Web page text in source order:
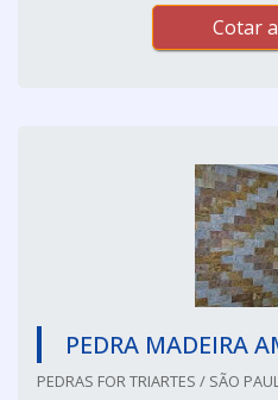
Cotar
PEDRA MADEIRA
PEDRAS FOR TRIARTES / SÃO